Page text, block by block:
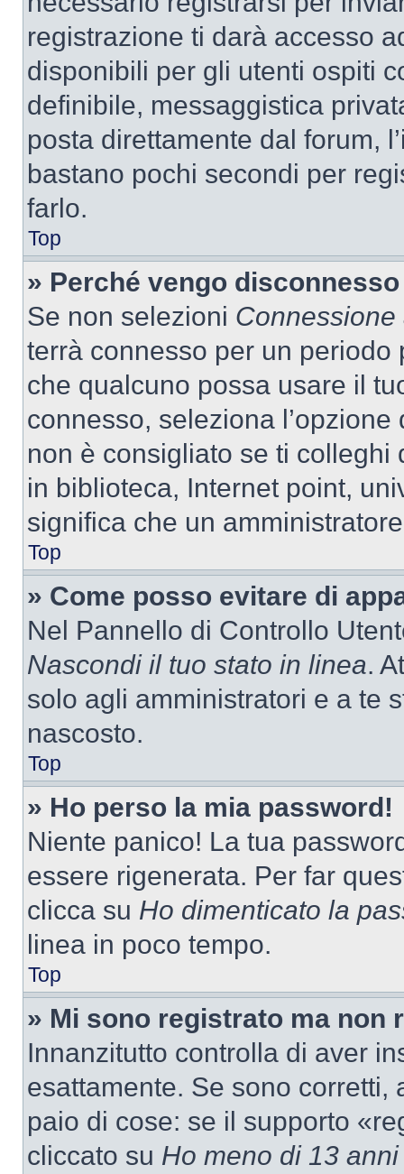
registrazione ti darà accesso
disponibili per gli utenti ospiti
definibile, messaggistica
posta direttamente dal forum,
bastano pochi secondi per
farlo.
Top
» Perché vengo
Se non selezioni
terrà connesso per un
che qualcuno possa usare il
connesso, seleziona
non è consigliato se ti
in biblioteca, Internet point,
significa che un
Top
» Come posso evitare di
Nel Pannello di Controllo
Nascondi il tuo stato in linea.
solo agli amministratori e a te
nascosto.
Top
» Ho perso la mia password!
Niente panico! La tua
essere rigenerata. Per far
clicca su Ho dimenticato la
linea in poco tempo.
Top
» Mi sono registrato ma non
Innanzitutto controlla di aver
esattamente. Se sono
paio di cose: se il supporto
cliccato su Ho meno di 13 anni